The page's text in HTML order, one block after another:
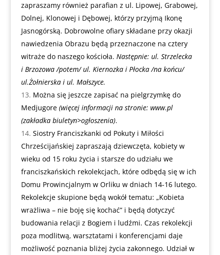
zapraszamy również parafian z ul. Lipowej, Grabowej,
Dolnej, Klonowej i Dębowej, którzy przyjmą Ikonę
Jasnogórską. Dobrowolne ofiary składane przy okazji
nawiedzenia Obrazu będą przeznaczone na cztery
witraże do naszego kościoła. Następnie: ul. Strzelecka
i Brzozowa /potem/ ul. Kiernozka i Płocka /na końcu/
ul.Żołnierska i ul. Małszyce.
Można się jeszcze zapisać na pielgrzymkę do
Medjugore (więcej informacji na stronie: www.pl
(zakładka biuletyn>ogłoszenia).
Siostry Franciszkanki od Pokuty i Miłości
Chrześcijańskiej zapraszają dziewczęta, kobiety w
wieku od 15 roku życia i starsze do udziału we
franciszkańskich rekolekcjach, które odbędą się w ich
Domu Prowincjalnym w Orliku w dniach 14-16 lutego.
Rekolekcje skupione będą wokół tematu: „Kobieta
wrażliwa – nie boję się kochać” i będą dotyczyć
budowania relacji z Bogiem i ludźmi. Czas rekolekcji
poza modlitwą, warsztatami i konferencjami daje
możliwość poznania bliżej życia zakonnego. Udział w